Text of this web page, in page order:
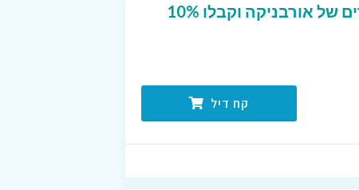
הצטרפו למועדון החברים של אורבניקה וקבלו 10%
קח דיל